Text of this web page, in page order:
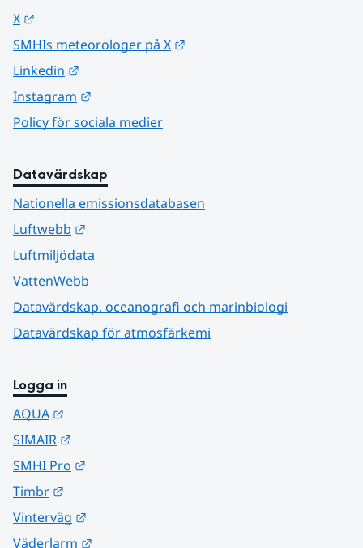
X
SMHIs meteorologer på X
Linkedin
Instagram
Policy för sociala medier
Datavärdskap
Nationella emissionsdatabasen
Luftwebb
Luftmiljödata
VattenWebb
Datavärdskap, oceanografi och marinbiologi
Datavärdskap för atmosfärkemi
Logga in
AQUA
SIMAIR
SMHI Pro
Timbr
Vinterväg
Väderlarm